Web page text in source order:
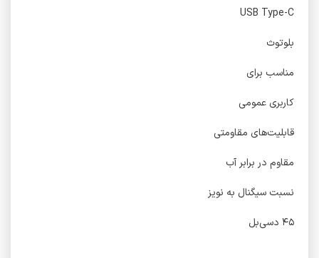
USB Type-C
بلوتوث
مناسب برای
کاربری عمومی
قابلیت‌های مقاومتی
مقاوم در برابر آب
نسبت سیگنال به نویز
۴۵ دسی‌بل